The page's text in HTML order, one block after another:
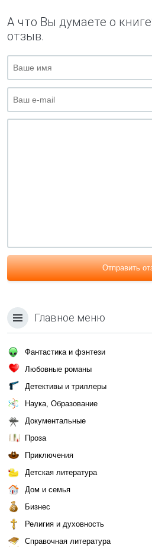
А что Вы думаете о
отзыв.
Отправить
Главное меню
Фантастика и фэнтези
Любовные романы
Детективы и триллеры
Наука, Образование
Документальные
Проза
Приключения
Детская литература
Дом и семья
Бизнес
Религия и духовность
Справочная литература